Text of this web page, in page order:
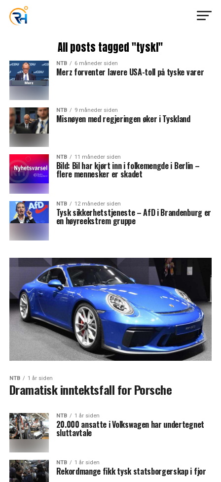
All posts tagged "tyskl"
NTB 6 måneder siden
Merz forventer lavere USA-toll på tyske varer
NTB 9 måneder siden
Misnøyen med regjeringen øker i Tyskland
NTB 11 måneder siden
Bild: Bil har kjørt inn i folkemengde i Berlin –
flere mennesker er skadet
NTB 12 måneder siden
Tysk sikkerhetstjeneste – AfD i Brandenburg er
en høyreekstrem gruppe
NTB 1 år siden
Dramatisk inntektsfall for Porsche
NTB 1 år siden
20.000 ansatte i Volkswagen har undertegnet
sluttavtale
NTB 1 år siden
Rekordmange fikk tysk statsborgerskap i fjor